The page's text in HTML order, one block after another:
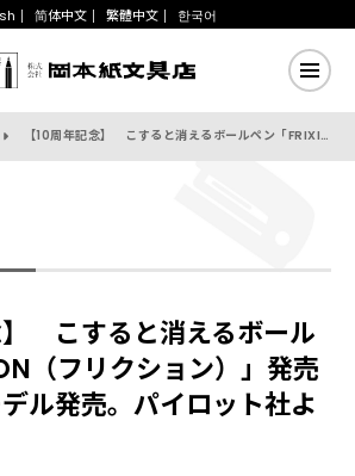
简体中文 繁體中文 한국어
【10周年記念】 こすると消えるボールペン「FRIXION（フリクション）」発売10周年記念モデル発売。パイロット社より
】 こすると消えるボール
（フリクション）」発売
ル発売。パイロット社よ